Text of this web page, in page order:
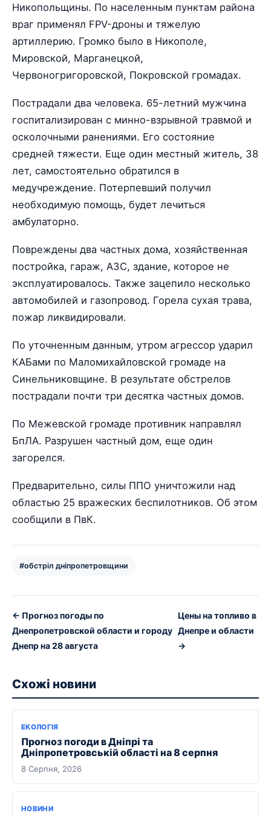
Никопольщины. По населенным пунктам района
враг применял FPV-дроны и тяжелую
артиллерию. Громко было в Никополе,
Мировской, Марганецкой,
Червоногригоровской, Покровской громадах.
Пострадали два человека. 65-летний мужчина
госпитализирован с минно-взрывной травмой и
осколочными ранениями. Его состояние
средней тяжести. Еще один местный житель, 38
лет, самостоятельно обратился в
медучреждение. Потерпевший получил
необходимую помощь, будет лечиться
амбулаторно.
Повреждены два частных дома, хозяйственная
постройка, гараж, АЗС, здание, которое не
эксплуатировалось. Также зацепило несколько
автомобилей и газопровод. Горела сухая трава,
пожар ликвидировали.
По уточненным данным, утром агрессор ударил
КАБами по Маломихайловской громаде на
Синельниковщине. В результате обстрелов
пострадали почти три десятка частных домов.
По Межевской громаде противник направлял
БпЛА. Разрушен частный дом, еще один
загорелся.
Предварительно, силы ППО уничтожили над
областью 25 вражеских беспилотников. Об этом
сообщили в ПвК.
#обстріл дніпропетровщини
← Прогноз погоды по
Днепропетровской области и городу
Днепр на 28 августа
Цены на топливо в
Днепре и области
→
Схожі новини
ЕКОЛОГІЯ
Прогноз погоди в Дніпрі та
Дніпропетровській області на 8 серпня
8 Серпня, 2026
НОВИНИ